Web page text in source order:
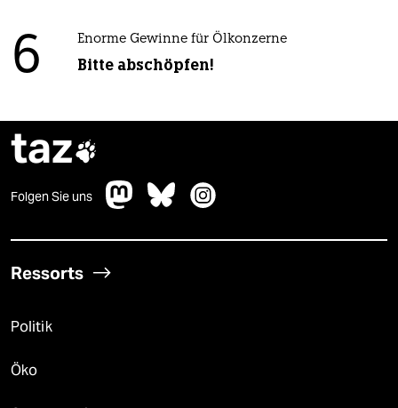
6 Enorme Gewinne für Ölkonzerne
Bitte abschöpfen!
taz
Folgen Sie uns
Ressorts
Politik
Öko